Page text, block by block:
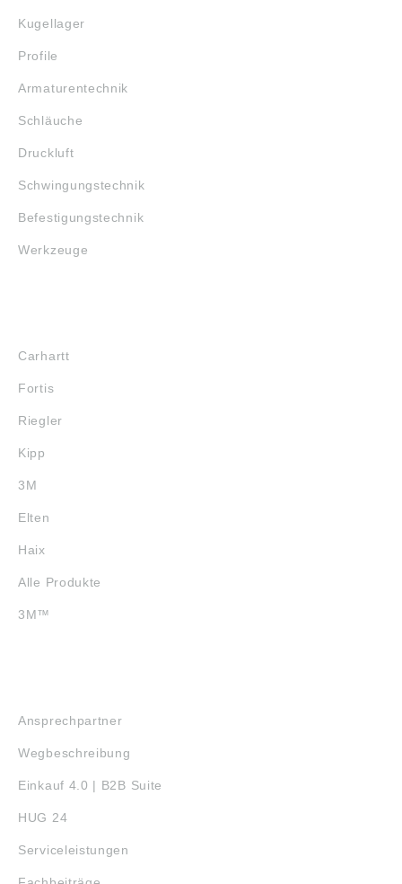
Kugellager
Profile
Armaturentechnik
Schläuche
Druckluft
Schwingungstechnik
Befestigungstechnik
Werkzeuge
Carhartt
Fortis
Riegler
Kipp
3M
Elten
Haix
Alle Produkte
3M™
Ansprechpartner
Wegbeschreibung
Einkauf 4.0 | B2B Suite
HUG 24
Serviceleistungen